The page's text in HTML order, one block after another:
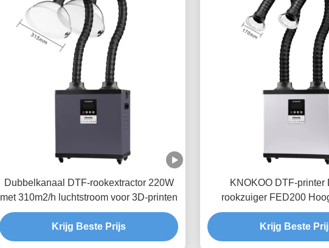
Dubbelkanaal DTF-rookextractor 220W
met 310m2/h luchtstroom voor 3D-printen
Krijg Beste Prijs
KNOKOO DTF-printer
rookzuiger FED200
luchtreiniger voor
Krijg Beste